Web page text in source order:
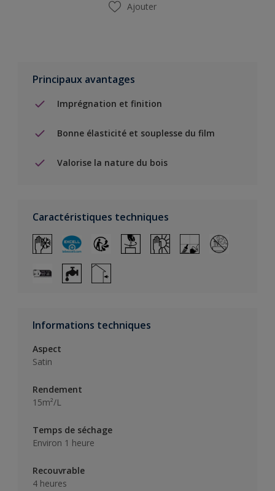
Ajouter
Principaux avantages
Imprégnation et finition
Bonne élasticité et souplesse du film
Valorise la nature du bois
Caractéristiques techniques
Informations techniques
Aspect
Satin
Rendement
15m²/L
Temps de séchage
Environ 1 heure
Recouvrable
4 heures